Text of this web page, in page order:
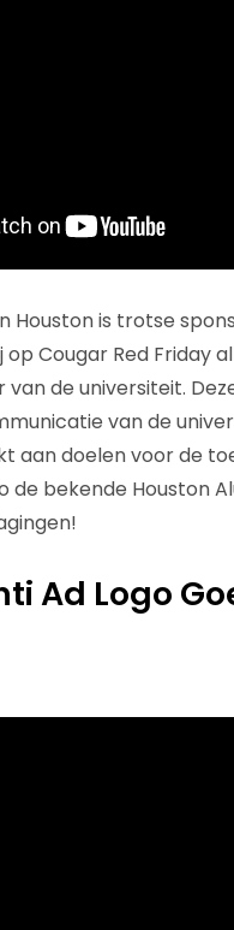
Houston is trotse
Cougar Red Friday
van de universiteit.
van de
aan doelen voor de
de bekende Houston
Ad Logo